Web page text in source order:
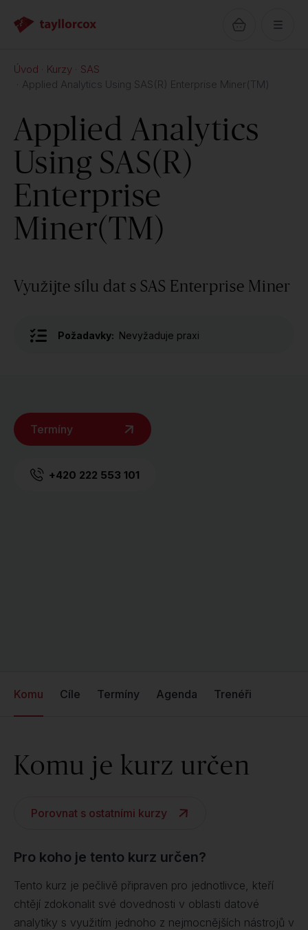
Úvod Kurzy
SAS
Applied Analytics Using SAS(R) Enterprise Miner(TM)
Applied Analytics
Using SAS(R)
Enterprise
Miner(TM)
Využijte sílu dat s SAS Enterprise Miner
Požadavky: Nevyžaduje praxi
Termíny
+420 222 553 101
Komu Cíle Termíny Agenda Trenéři
Komu je kurz určen
Porovnat s ostatními kurzy
Pro koho je tento kurz určen?
Tento kurz je pečlivě připraven pro jednotlivce, kteří
chtějí zdokonalit své dovednosti v oblasti datové
analytiky s využitím jednoho z nejmocnějších nástrojů v